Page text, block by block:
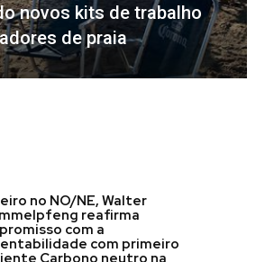
novos kits de trabalho
de praia
no NO/NE, Walter
reafirma
com a
com primeiro